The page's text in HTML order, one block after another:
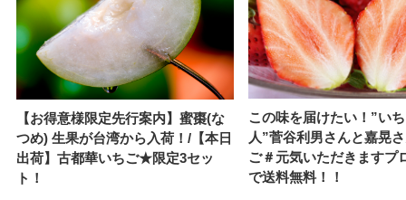
【お得意様限定先行案内】蜜棗(な
つめ) 生果が台湾から入荷！/【本日
出荷】古都華いちご★限定3セッ
ト！
この味を届けたい！”い
人”菅谷利男さんと嘉晃
ご＃元気いただきますプ
で送料無料！！